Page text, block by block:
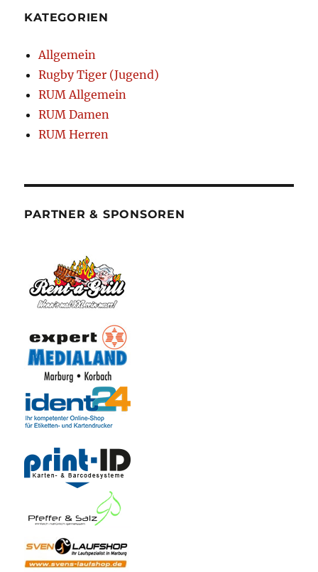
KATEGORIEN
Allgemein
Rugby Tiger (Jugend)
RUM Allgemein
RUM Damen
RUM Herren
PARTNER & SPONSOREN